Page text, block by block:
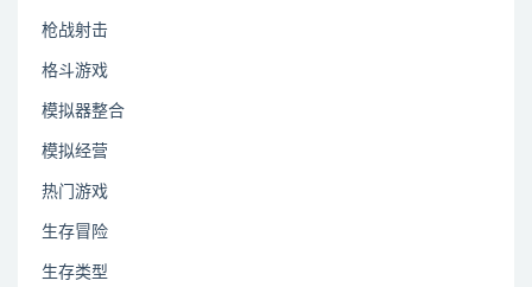
枪战射击
格斗游戏
模拟器整合
模拟经营
热门游戏
生存冒险
生存类型